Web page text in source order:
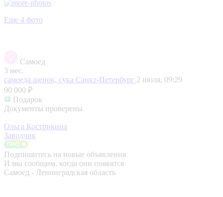
Еще 4 фото
Самоед
3 мес.
самоеда щенок, сука Санкт-Петербург 2 июля, 09:29
90 000 ₽
Подарок
Документы проверены
Ольга Кострикина
Заводчик
Подпишитесь на новые объявления
И мы сообщим, когда они появятся
Самоед - Ленинградская область